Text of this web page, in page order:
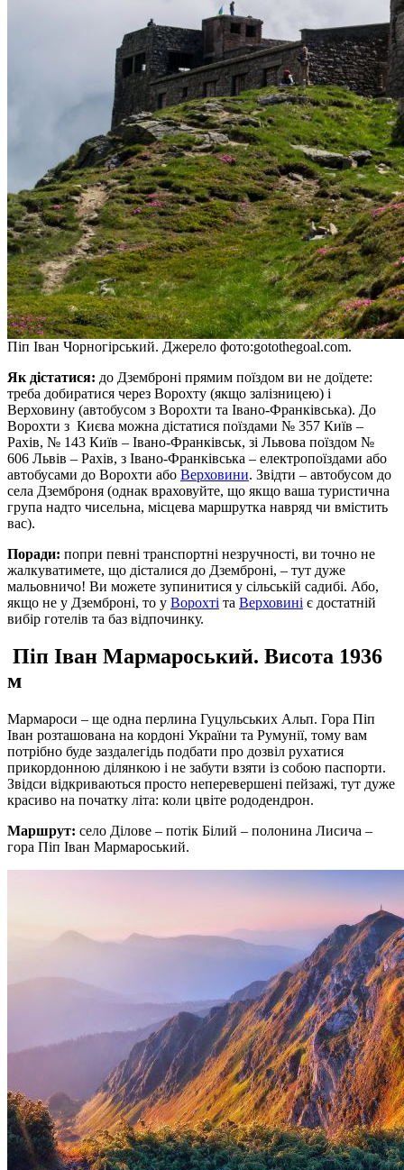
Піп Іван Чорногірський. Джерело фото:gotothegoal.com.
Як дістатися: до Дземброні прямим поїздом ви не доїдете:
треба добиратися через Ворохту (якщо залізницею) і
Верховину (автобусом з Ворохти та Івано-Франківська). До
Ворохти з Києва можна дістатися поїздами № 357 Київ –
Рахів, № 143 Київ – Івано-Франківськ, зі Львова поїздом №
606 Львів – Рахів, з Івано-Франківська – електропоїздами або
автобусами до Ворохти або Верховини. Звідти – автобусом до
села Дземброня (однак враховуйте, що якщо ваша туристична
група надто чисельна, місцева маршрутка навряд чи вмістить
вас).
Поради: попри певні транспортні незручності, ви точно не
жалкуватимете, що дісталися до Дземброні, – тут дуже
мальовничо! Ви можете зупинитися у сільській садибі. Або,
якщо не у Дземброні, то у Ворохті та Верховині є достатній
вибір готелів та баз відпочинку.
Піп Іван Мармароський. Висота 1936
м
Мармароси – ще одна перлина Гуцульських Альп. Гора Піп
Іван розташована на кордоні України та Румунії, тому вам
потрібно буде заздалегідь подбати про дозвіл рухатися
прикордонною ділянкою і не забути взяти із собою паспорти.
Звідси відкриваються просто неперевершені пейзажі, тут дуже
красиво на початку літа: коли цвіте рододендрон.
Маршрут: село Ділове – потік Білий – полонина Лисича –
гора Піп Іван Мармароський.